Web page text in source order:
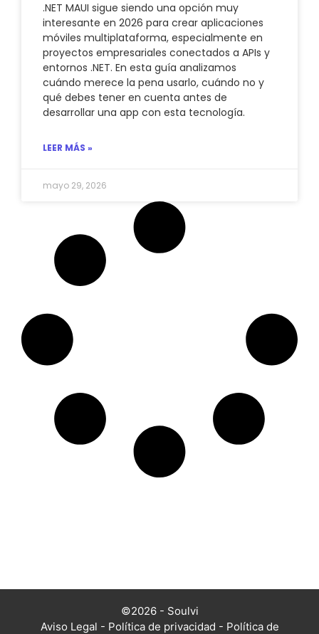
.NET MAUI sigue siendo una opción muy
interesante en 2026 para crear aplicaciones
móviles multiplataforma, especialmente en
proyectos empresariales conectados a APIs y
entornos .NET. En esta guía analizamos
cuándo merece la pena usarlo, cuándo no y
qué debes tener en cuenta antes de
desarrollar una app con esta tecnología.
LEER MÁS »
mayo 29, 2026
©2026 - Soulvi
Aviso Legal - Política de privacidad - Política de